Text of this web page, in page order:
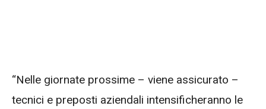
“Nelle giornate prossime – viene assicurato –
tecnici e preposti aziendali intensificheranno le